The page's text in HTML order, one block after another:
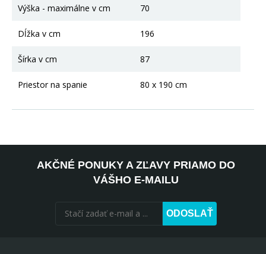
Výška - maximálne v cm 70
Dĺžka v cm 196
Šírka v cm 87
Priestor na spanie 80 x 190 cm
AKČNÉ PONUKY A ZĽAVY PRIAMO DO
VÁŠHO E-MAILU
ODOSLAŤ